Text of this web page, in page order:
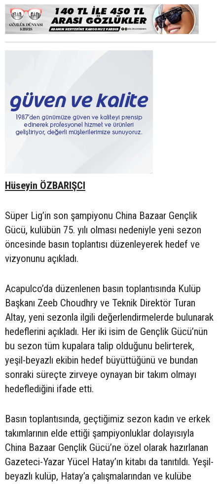
Hüseyin ÖZBARIŞCI
Süper Lig’in son şampiyonu China Bazaar Gençlik
Gücü, kulübün 75. yılı olması nedeniyle yeni sezon
öncesinde basın toplantısı düzenleyerek hedef ve
vizyonunu açıkladı.
Acapulco’da düzenlenen basın toplantısında Kulüp
Başkanı Zeeb Choudhry ve Teknik Direktör Turan
Altay, yeni sezonla ilgili değerlendirmelerde bulunarak
hedeflerini açıkladı. Her iki isim de Gençlik Gücü’nün
bu sezon tüm kupalara talip olduğunu belirterek,
yeşil-beyazlı ekibin hedef büyüttüğünü ve bundan
sonraki süreçte zirveye oynayan bir takım olmayı
hedeflediğini ifade etti.
Basın toplantısında, geçtiğimiz sezon kadın ve erkek
takımlarının elde ettiği şampiyonluklar dolayısıyla
China Bazaar Gençlik Gücü’ne özel olarak hazırlanan
Gazeteci-Yazar Yücel Hatay’ın kitabı da tanıtıldı. Yeşil-
beyazlı kulüp, Hatay’a çalışmalarından ve kulübe